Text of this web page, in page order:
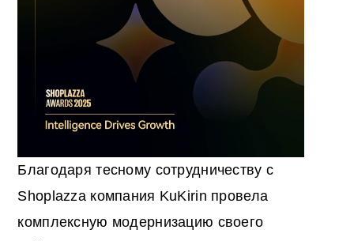
Благодаря тесному сотрудничеству с
Shoplazza компания KuKirin провела
комплексную модернизацию своего